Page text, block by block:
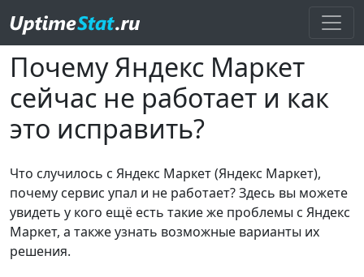
Почему Яндекс Маркет
сейчас не работает и как
это исправить?
Что случилось с Яндекс Маркет (Яндекс Маркет),
почему сервис упал и не работает? Здесь вы можете
увидеть у кого ещё есть такие же проблемы с Яндекс
Маркет, а также узнать возможные варианты их
решения.